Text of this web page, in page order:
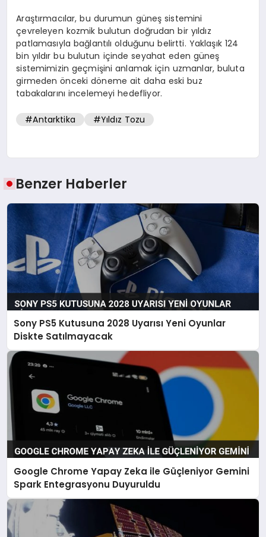
Araştırmacılar, bu durumun güneş sistemini
çevreleyen kozmik bulutun doğrudan bir yıldız
patlamasıyla bağlantılı olduğunu belirtti. Yaklaşık 124
bin yıldır bu bulutun içinde seyahat eden güneş
sistemimizin geçmişini anlamak için uzmanlar, buluta
girmeden önceki döneme ait daha eski buz
tabakalarını incelemeyi hedefliyor.
#Antarktika #Yıldız Tozu
Benzer Haberler
Sony PS5 Kutusuna 2028 Uyarısı Yeni Oyunlar
Diskte Satılmayacak
Google Chrome Yapay Zeka ile Güçleniyor Gemini
Spark Entegrasyonu Duyuruldu